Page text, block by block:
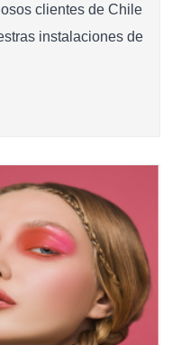
clientes de Chile
instalaciones de